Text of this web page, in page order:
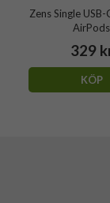
Zens Single
AirPods
329
KÖP